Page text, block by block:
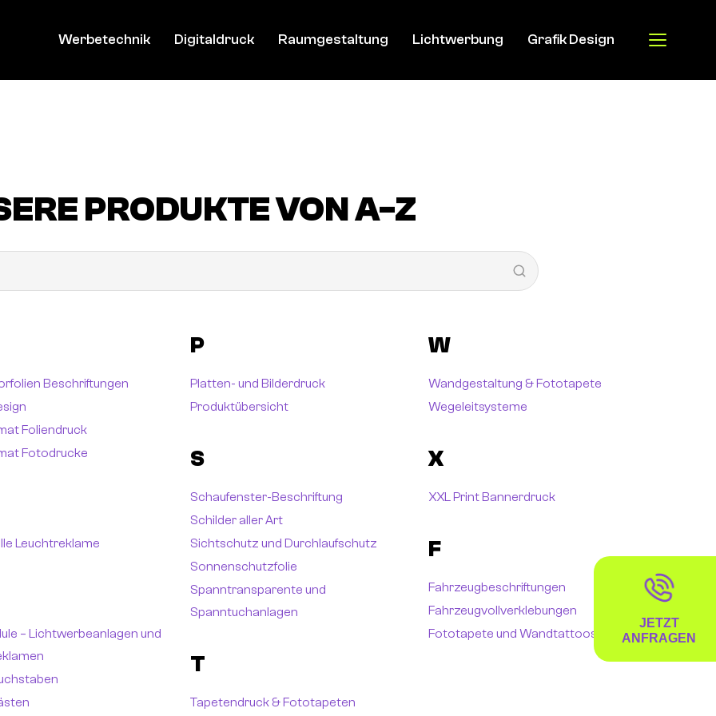
Werbetechnik Digitaldruck Raumgestaltung Lichtwerbung Grafik Design Menu
PRODUKTE VON A-Z
Beschriftungen
Foliendruck
Fotodrucke
Leuchtreklame
– Lichtwerbeanlagen und
P
Platten- und Bilderdruck
Produktübersicht
S
Schaufenster-Beschriftung
Schilder aller Art
Sichtschutz und Durchlaufschutz
Sonnenschutzfolie
Spanntransparente und
Spanntuchanlagen
T
Tapetendruck & Fototapeten
W
Wandgestaltung & Fototapete
Wegeleitsysteme
X
XXL Print Bannerdruck
F
Fahrzeugbeschriftungen
Fahrzeugvollverklebungen
Fototapete und Wandtattoos
JETZT
ANFRAGEN